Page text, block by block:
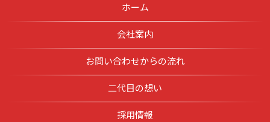
ホーム
会社案内
お問い合わせからの流れ
二代目の想い
採用情報